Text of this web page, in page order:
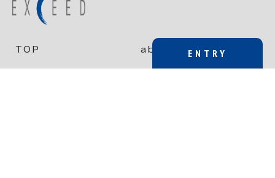
ENTRY
TOP about EXCEED